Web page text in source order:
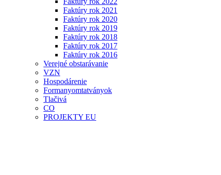
Faktúry rok 2021
Faktúry rok 2020
Faktúry rok 2019
Faktúry rok 2018
Faktúry rok 2017
Faktúry rok 2016
Verejné obstarávanie
VZN
Hospodárenie
Formanyomtatványok
Tlačivá
CO
PROJEKTY EU